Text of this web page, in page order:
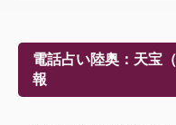
ー
シ
ョ
電話占い陸奥：天宝
報